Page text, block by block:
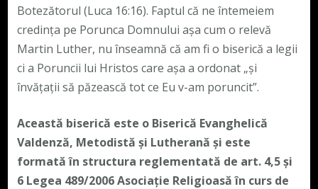
Botezătorul (Luca 16:16). Faptul că ne întemeiem
credința pe Porunca Domnului așa cum o relevă
Martin Luther, nu înseamnă că am fi o biserică a legii
ci a Poruncii lui Hristos care așa a ordonat „și
învățații să păzească tot ce Eu v-am poruncit”.
Această biserică este o Biserică Evanghelică
Valdenză, Metodistă și Lutherană și este
formată în structura reglementată de art. 4,5 și
6 Legea 489/2006Asociație Religioasă în curs de